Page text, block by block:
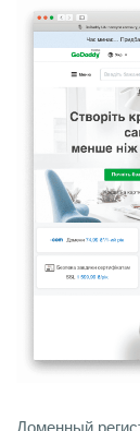
Доменный